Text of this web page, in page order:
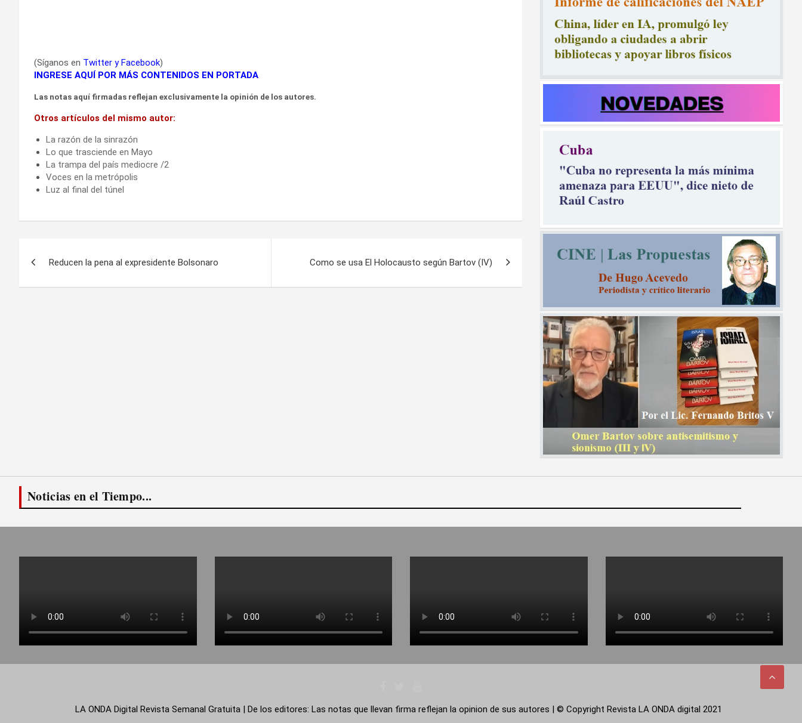
(Síganos en Twitter yFacebook)
INGRESE AQUÍ POR MÁS CONTENIDOS EN PORTADA
Las notas aquí firmadas reflejan exclusivamente la opinión de los autores.
Otros artículos del mismo autor:
La razón de la sinrazón
Lo que trasciende en Mayo
La trampa del país mediocre /2
Voces en la metrópolis
Luz al final del túnel
Reducen la pena al expresidente Bolsonaro Como se usa El Holocausto según Bartov (IV)
Noticias en el Tiempo...
LA ONDA Digital Revista Semanal Gratuita | De los editores: Las notas que llevan firma reflejan la opinion de sus autores | © Copyright Revista LA ONDA digital 2021